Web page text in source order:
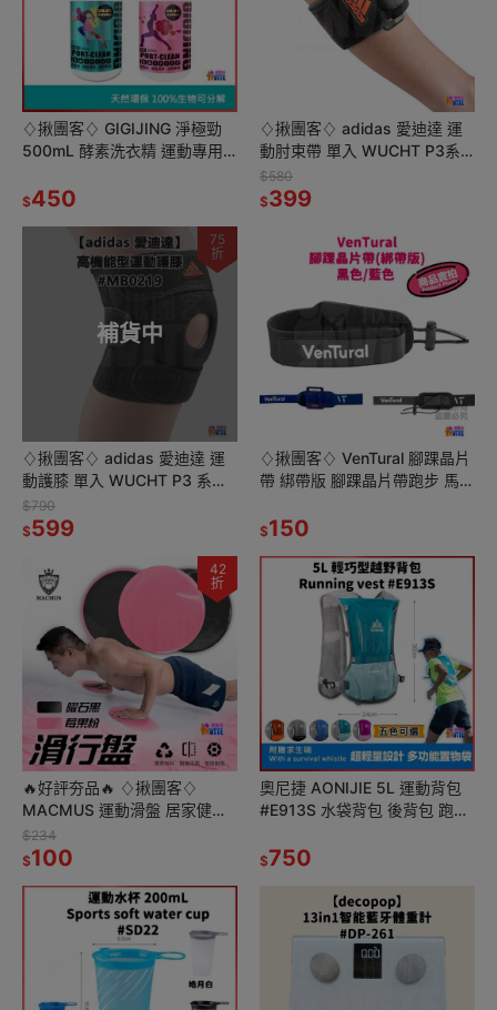
♢揪團客♢ GIGIJING 淨極勁
500mL 酵素洗衣精 運動專用
草 抑菌 中性
$450
♢揪團客♢ adidas 愛迪達 運
動肘束帶 單入 WUCHT P3系
$580
$399
補貨中
75
折
♢揪團客♢ adidas 愛迪達 運
動護膝 單入 WUCHT P3 系列
高機能護具 調整型護膝
#MB0219
$790
$599
♢揪團客♢ VenTural 腳踝晶片
帶 綁帶版 腳踝晶片帶跑步 馬拉
片帶
$150
42
折
🔥好評夯品🔥 ♢揪團客♢
MACMUS 運動滑盤 居家健身
核心訓練 肌肉訓練 攜帶方便 有
氧肌力 柔軟度訓練 2片
$234
$100
奧尼捷 AONIJIE 5L 運動背包
#E913S 水袋背包 後背包 跑步
$750